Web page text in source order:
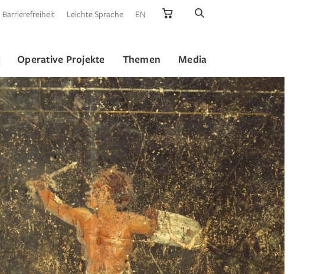
Barrierefreiheit Leichte Sprache EN
Operative Projekte Themen Media